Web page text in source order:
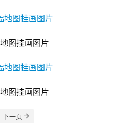
图挂画图片
图挂画图片
下一页